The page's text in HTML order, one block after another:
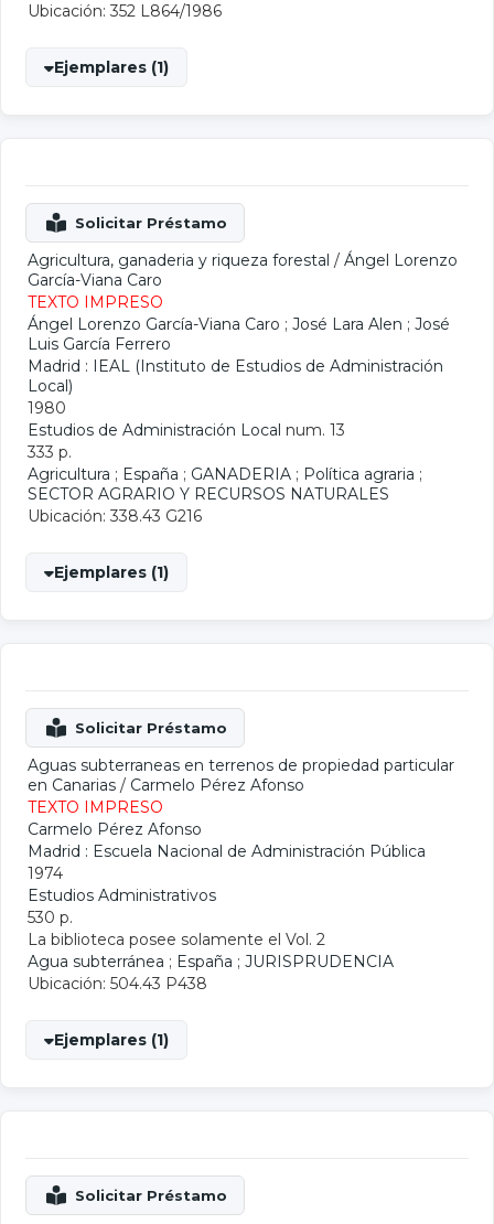
Ubicación: 352 L864/1986
Ejemplares (1)
Agricultura, ganaderia y riqueza forestal / Ángel Lorenzo
García-Viana Caro
TEXTO IMPRESO
Ángel Lorenzo García-Viana Caro ; José Lara Alen ; José
Luis García Ferrero
Madrid : IEAL (Instituto de Estudios de Administración
Local)
1980
Estudios de Administración Local num. 13
333 p.
Agricultura ; España ; GANADERIA ; Política agraria ;
SECTOR AGRARIO Y RECURSOS NATURALES
Ubicación: 338.43 G216
Ejemplares (1)
Aguas subterraneas en terrenos de propiedad particular
en Canarias / Carmelo Pérez Afonso
TEXTO IMPRESO
Carmelo Pérez Afonso
Madrid : Escuela Nacional de Administración Pública
1974
Estudios Administrativos
530 p.
La biblioteca posee solamente el Vol. 2
Agua subterránea ; España ; JURISPRUDENCIA
Ubicación: 504.43 P438
Ejemplares (1)